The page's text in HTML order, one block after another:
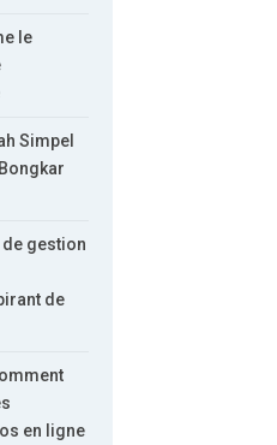
le
Simpel
gestion
de
en ligne